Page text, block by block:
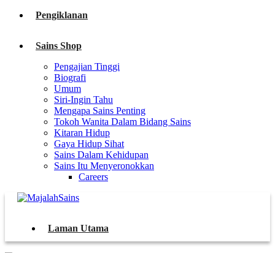
Pengiklanan
Sains Shop
Pengajian Tinggi
Biografi
Umum
Siri-Ingin Tahu
Mengapa Sains Penting
Tokoh Wanita Dalam Bidang Sains
Kitaran Hidup
Gaya Hidup Sihat
Sains Dalam Kehidupan
Sains Itu Menyeronokkan
Careers
Laman Utama